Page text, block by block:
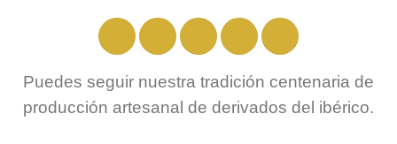
Puedes seguir nuestra tradición centenaria de
producción artesanal de derivados del ibérico.